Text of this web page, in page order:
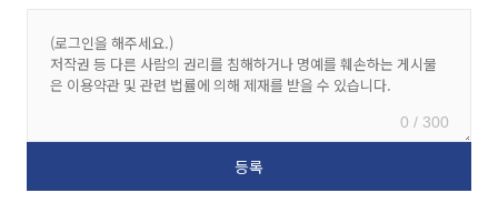
0 / 300